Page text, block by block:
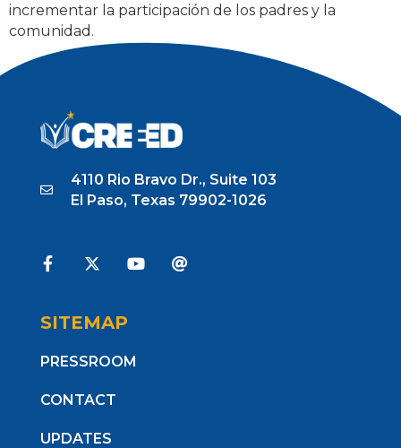
incrementar la participación de los padres y la
comunidad.
Tagged
4110 Rio Bravo Dr., Suite 103
El Paso, Texas 79902-1026
SITEMAP
PRESSROOM
CONTACT
UPDATES